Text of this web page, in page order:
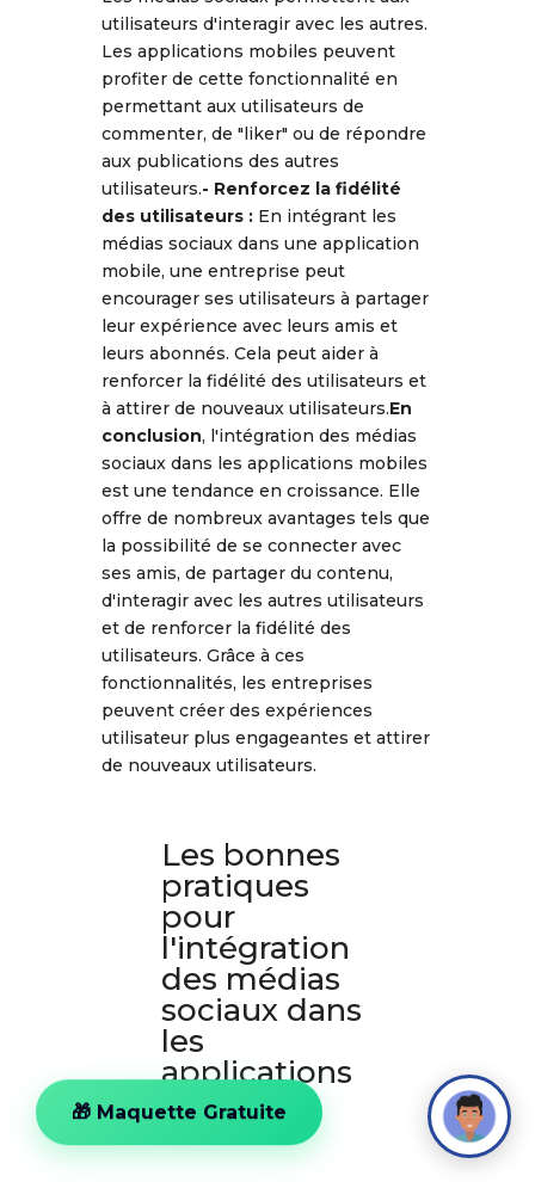
utilisateurs d'interagir avec les autres.
Les applications mobiles peuvent
profiter de cette fonctionnalité en
permettant aux utilisateurs de
commenter, de "liker" ou de répondre
aux publications des autres
utilisateurs.- Renforcez la fidélité
des utilisateurs :En intégrant les
médias sociaux dans une application
mobile, une entreprise peut
encourager ses utilisateurs à partager
leur expérience avec leurs amis et
leurs abonnés. Cela peut aider à
renforcer la fidélité des utilisateurs et
à attirer de nouveaux utilisateurs.En
conclusion, l'intégration des médias
sociaux dans les applications mobiles
est une tendance en croissance. Elle
offre de nombreux avantages tels que
la possibilité de se connecter avec
ses amis, de partager du contenu,
d'interagir avec les autres utilisateurs
et de renforcer la fidélité des
utilisateurs. Grâce à ces
fonctionnalités, les entreprises
peuvent créer des expériences
utilisateur plus engageantes et attirer
de nouveaux utilisateurs.
Les bonnes
pratiques
pour
l'intégration
des médias
sociaux dans
les
applications
mobiles
🎁 Maquette Gratuite